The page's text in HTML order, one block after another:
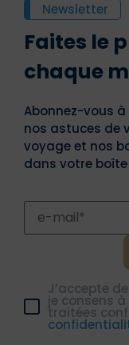
Newsletter
Faites le
chaque
Abonnez-vous
nos astuces de
voyage et nos
dans votre
J’accepte
je consens
traitées